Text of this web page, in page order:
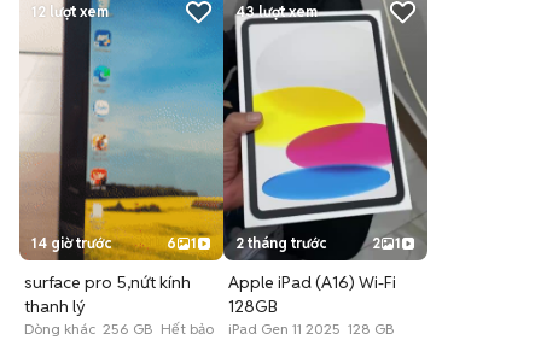
12 lượt xem
14 giờ trước 6 1
surface pro 5,nứt kính
thanh lý
Dòng khác 256 GB Hết bảo
43lượt xem
2 tháng trước 2 1
Apple iPad (A16) Wi-Fi
128GB
iPad Gen 11 2025 128 GB